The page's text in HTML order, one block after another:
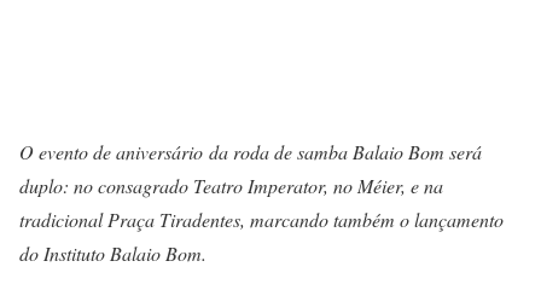
O evento de aniversário da roda de samba Balaio Bom será
duplo: no consagrado Teatro Imperator, no Méier, e na
tradicional Praça Tiradentes, marcando também o lançamento
do Instituto Balaio Bom.